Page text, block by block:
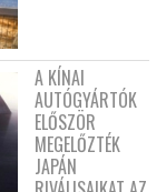
A KÍNAI
AUTÓGYÁRTÓK
ELŐSZÖR
MEGELŐZTÉK
JAPÁN